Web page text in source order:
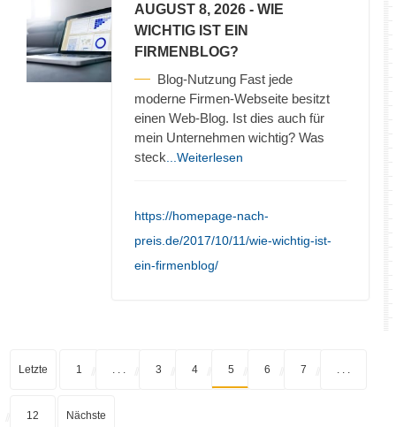
AUGUST 8, 2026 - WIE
WICHTIG IST EIN
FIRMENBLOG?
Blog-Nutzung Fast jede
moderne Firmen-Webseite besitzt
einen Web-Blog. Ist dies auch für
mein Unternehmen wichtig? Was
steck ...Weiterlesen
https://homepage-nach-
preis.de/2017/10/11/wie-wichtig-ist-
ein-firmenblog/
Letzte 1 3 4 5 6 7
12 Nächste